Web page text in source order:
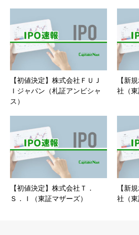
【初値決定】株式会社ＦＵＪ
Ｉジャパン（札証アンビシャ
ス）
【新
社（東
【初値決定】株式会社Ｔ．
Ｓ．Ｉ（東証マザーズ）
【新
社（東